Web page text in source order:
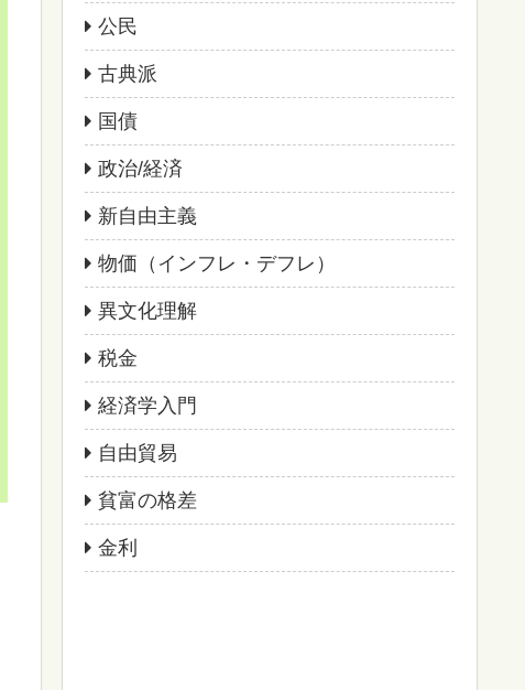
公民
古典派
国債
政治/経済
新自由主義
物価（インフレ・デフレ）
異文化理解
税金
経済学入門
自由貿易
貧富の格差
金利